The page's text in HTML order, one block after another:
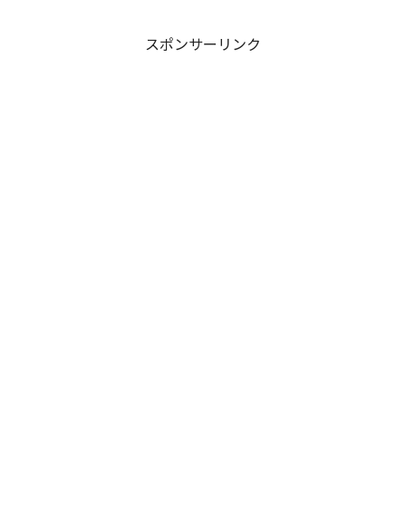
スポンサーリンク